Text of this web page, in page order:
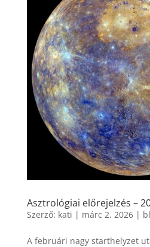
Asztrológiai előrejelzés –
Szerző: kati | márc 2, 2026|
A februári nagy starthelyzet